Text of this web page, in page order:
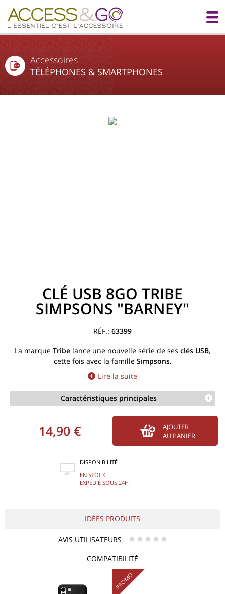
Accessoires
TÉLÉPHONES & SMARTPHONES
CLÉ USB 8GO TRIBE
SIMPSONS "BARNEY"
63399
La marque Tribe lance une nouvelle série de ses clés USB,
cette fois avec la famille Simpsons.
Lire la suite
Caractéristiques principales
14,90 €
AJOUTER
AU PANIER
DISPONIBILITÉ
EN STOCK
EXPÉDIÉ SOUS 24H
IDÉES PRODUITS
AVIS UTILISATEURS * * * * *
COMPATIBILITÉ